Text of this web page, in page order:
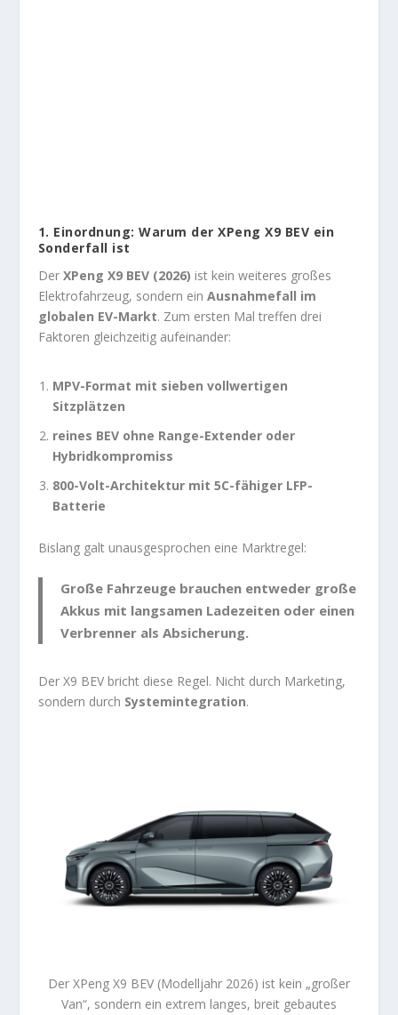
1. Einordnung: Warum der XPeng X9 BEV ein
Sonderfall ist
Der XPeng X9 BEV (2026) ist kein weiteres großes
Elektrofahrzeug, sondern ein Ausnahmefall im
globalen EV-Markt. Zum ersten Mal treffen drei
Faktoren gleichzeitig aufeinander:
MPV-Format mit sieben vollwertigen
Sitzplätzen
reines BEV ohne Range-Extender oder
Hybridkompromiss
800-Volt-Architektur mit 5C-fähiger LFP-
Batterie
Bislang galt unausgesprochen eine Marktregel:
Große Fahrzeuge brauchen entweder große
Akkus mit langsamen Ladezeiten oder einen
Verbrenner als Absicherung.
Der X9 BEV bricht diese Regel. Nicht durch Marketing,
sondern durch Systemintegration.
Der XPeng X9 BEV (Modelljahr 2026) ist kein „großer
Van“, sondern ein extrem langes, breit gebautes